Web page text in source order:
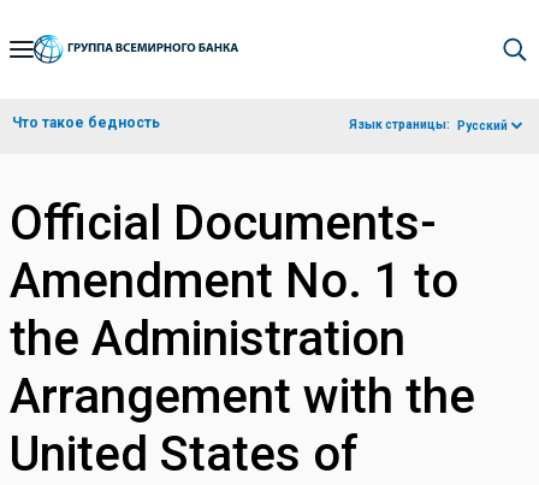
Skip
Navigation
Что такое бедность Язык страницы: Русский
Official Documents-
Amendment No. 1 to
the Administration
Arrangement with the
United States of